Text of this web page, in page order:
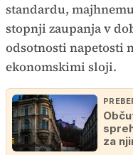
standardu,
stopnji zaupanja v
odsotnosti napetosti
ekonomskimi sloji.
za